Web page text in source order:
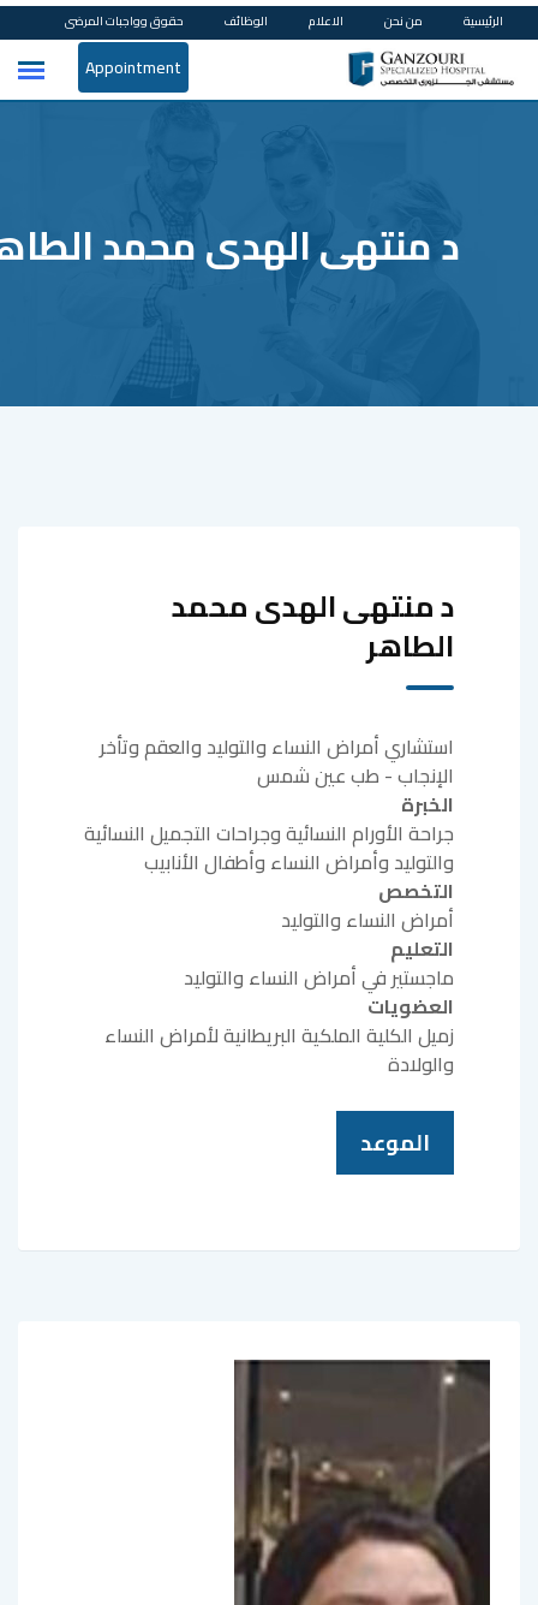
Skip
to
content
الرئيسية من نحن الاعلام الوظائف حقوق وواجبات المرضى
Appointment
د منتهى الهدى محمد
د منتهى الهدى محمد
الطاهر
استشاري أمراض النساء والتوليد والعقم وتأخر
الإنجاب - طب عين شمس
الخبرة
جراحة الأورام النسائية وجراحات التجميل النسائية
والتوليد وأمراض النساء وأطفال الأنابيب
التخصص
أمراض النساء والتوليد
التعليم
ماجستير في أمراض النساء والتوليد
العضويات
زميل الكلية الملكية البريطانية لأمراض النساء
والولادة
الموعد